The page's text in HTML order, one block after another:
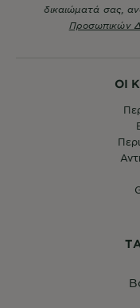
ΟΙ
δικαιώματά σας,
Προσωπικών